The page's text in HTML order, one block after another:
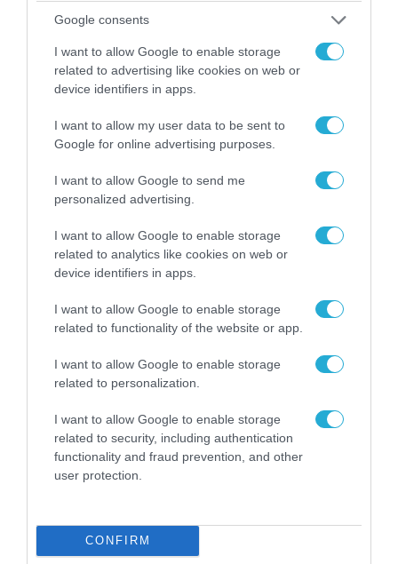
Google consents
I want to allow Google to enable storage
related to advertising like cookies on web or
device identifiers in apps.
I want to allow my user data to be sent to
Google for online advertising purposes.
I want to allow Google to send me
personalized advertising.
I want to allow Google to enable storage
related to analytics like cookies on web or
device identifiers in apps.
I want to allow Google to enable storage
related to functionality of the website or app.
I want to allow Google to enable storage
related to personalization.
I want to allow Google to enable storage
related to security, including authentication
functionality and fraud prevention, and other
user protection.
CONFIRM
«Επιχείρηση ελεύθερα πεζοδρόμια» στην
Αθήνα: Απομακρύνθηκαν παράνομα
αντικείμενα από κοινόχρηστους χώρους
06.08.2026 | 09:03
«Οι εντελώς αθώοι»: Η ανάρτηση του Αρκά για
τα ζώα που χάθηκαν στις πυρκαγιές της
Αττικής (φωτο)